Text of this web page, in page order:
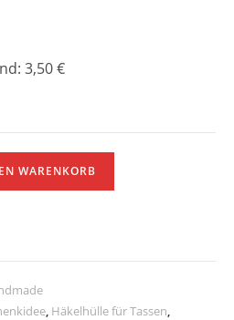
3,50 €
WARENKORB
, Häkelhülle für Tassen,